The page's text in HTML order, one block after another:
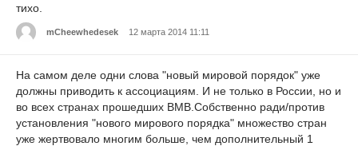
тихо.
mCheewhedesek 12 марта 2014 11:11
На самом деле одни слова "новый мировой порядок" уже
должны приводить к ассоциациям. И не только в России, но и
во всех странах прошедших ВМВ.Собственно ради/против
установления "нового мирового порядка" множество стран
уже жертвовало многим больше, чем дополнительный 1